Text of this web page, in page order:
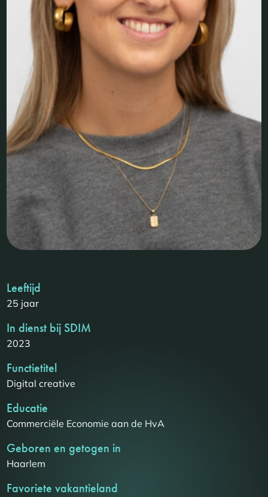
Leeftijd
25 jaar
In dienst bij SDIM
2023
Functietitel
Digital creative
Educatie
Commerciële Economie aan de HvA
Geboren en getogen in
Haarlem
Favoriete vakantieland